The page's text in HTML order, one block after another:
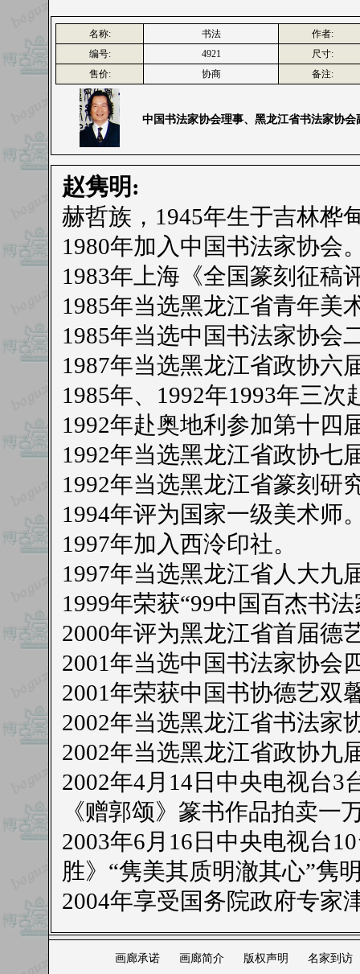
名称: 书法
作者:
编号:
4921
尺寸:
售价:
协商 备注:
中国书法家协会理事、黑龙江省书法家协
赵隽明:
赫哲族，1945年生于吉林桦
1980年加入中国书法家协会
1983年上海《全国篆刻征稿
1985年当选黑龙江省青年美
1985年当选中国书法家协会
1987年当选黑龙江省政协六
1985年、1992年1993年三
1992年赴奥地利参加第十四
1992年当选黑龙江省政协七
1992年当选黑龙江省篆刻研
1994年评为国家一级美术师
1997年加入西泠印社。
1997年当选黑龙江省人大九
1999年荣获“99中国百杰书法
2000年评为黑龙江省首届德
2001年当选中国书法家协会
2001年荣获中国书协德艺双
2002年当选黑龙江省书法家
2002年当选黑龙江省政协九
2002年4月14日中央电视台
《赠郭颂》篆书作品拍卖一
2003年6月16日中央电视台
胜》“隽美其质明澈其心”隽
2004年享受国务院政府专家
画廊承诺 画廊简介 版权声明 名家到访